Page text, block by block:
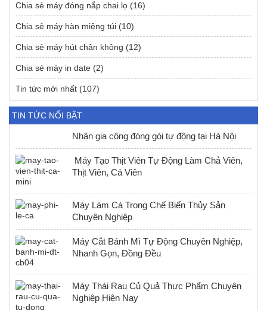
Chia sẻ máy đóng nắp chai lọ (16)
Chia sẻ máy hàn miệng túi (10)
Chia sẻ máy hút chân không (12)
Chia sẻ máy in date (2)
Tin tức mới nhất (107)
TIN TỨC NỔI BẬT
Nhận gia công đóng gói tự động tại Hà Nội
Máy Tạo Thịt Viên Tự Động Làm Chả Viên,
Thịt Viên, Cá Viên
Máy Làm Cá Trong Chế Biến Thủy Sản
Chuyên Nghiệp
Máy Cắt Bánh Mì Tự Động Chuyên Nghiệp,
Nhanh Gọn, Đồng Đều
Máy Thái Rau Củ Quả Thực Phẩm Chuyên
Nghiệp Hiện Nay